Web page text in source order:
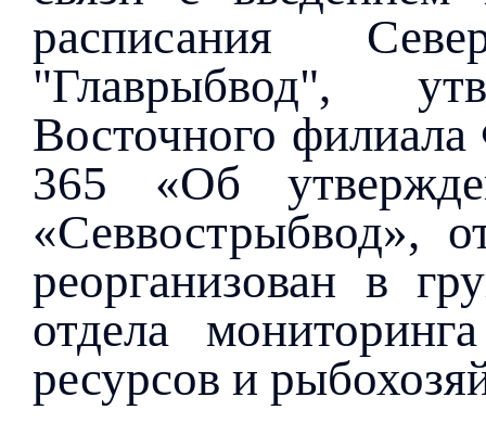
расписания
"Главрыбвод",
Восточного
365 «Об
«Севвострыбвод»,
реорганизован в
отдела
ресурсов и